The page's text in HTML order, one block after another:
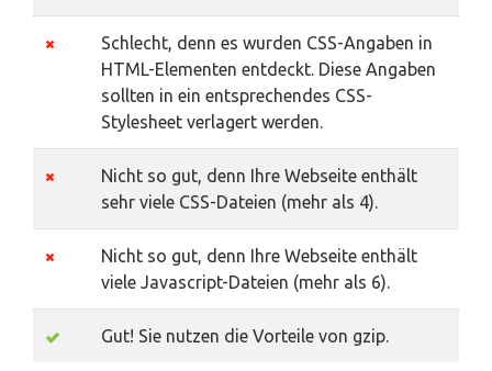
Schlecht, denn es wurden CSS-Angaben in
HTML-Elementen entdeckt. Diese Angaben
sollten in ein entsprechendes CSS-
Stylesheet verlagert werden.
Nicht so gut, denn Ihre Webseite enthält
sehr viele CSS-Dateien (mehr als 4).
Nicht so gut, denn Ihre Webseite enthält
viele Javascript-Dateien (mehr als 6).
Gut! Sie nutzen die Vorteile von gzip.